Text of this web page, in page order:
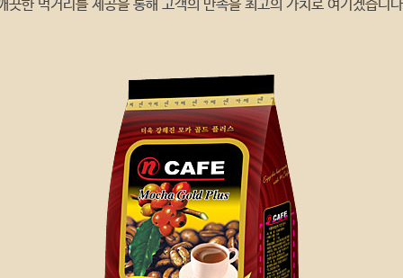
끗한 먹거리를 제공을 통해 고객의 만족을 최고의 가치로 여기겠습니